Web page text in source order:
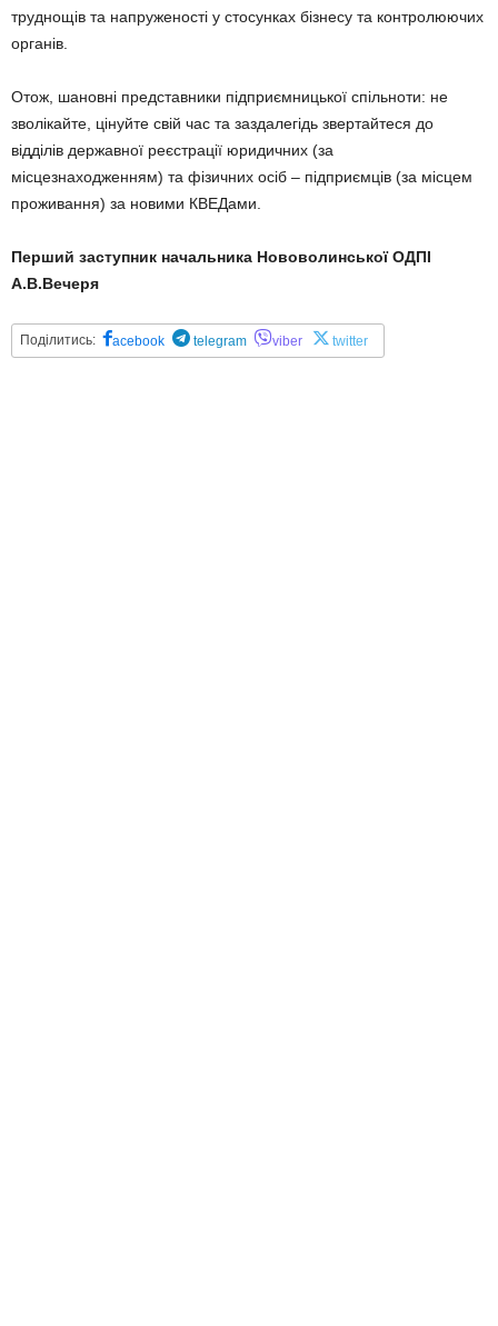
труднощів та напруженості у стосунках бізнесу та контролюючих
органів.
Отож, шановні представники підприємницької спільноти: не
зволікайте, цінуйте свій час та заздалегідь звертайтеся до
відділів державної реєстрації юридичних (за
місцезнаходженням) та фізичних осіб – підприємців (за місцем
проживання) за новими КВЕДами.
Перший заступник начальника Нововолинської ОДПІ
А.В.Вечеря
Поділитись: acebook telegram viber twitter